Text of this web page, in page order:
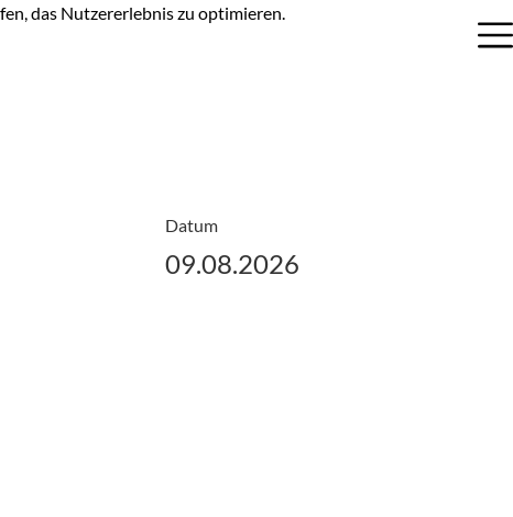
Datum
09.08.2026
das Nutzererlebnis zu optimieren.